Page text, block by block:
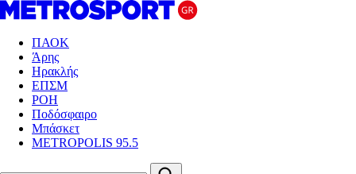
ΠΑΟΚ
Άρης
Ηρακλής
ΕΠΣΜ
ΡΟΗ
Ποδόσφαιρο
Μπάσκετ
METROPOLIS 95.5